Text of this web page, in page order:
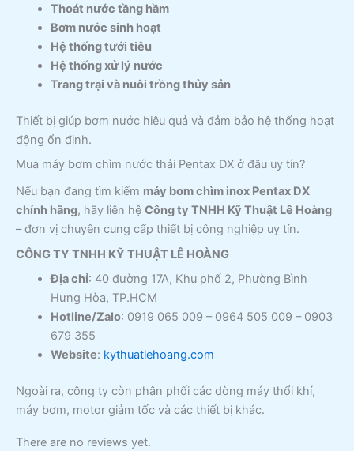
Thoát nước tầng hầm
Bơm nước sinh hoạt
Hệ thống tưới tiêu
Hệ thống xử lý nước
Trang trại và nuôi trồng thủy sản
Thiết bị giúp bơm nước hiệu quả và đảm bảo hệ thống hoạt
động ổn định.
Mua máy bơm chìm nước thải Pentax DX ở đâu uy tín?
Nếu bạn đang tìm kiếm máy bơm chìm inox Pentax DX
chính hãng, hãy liên hệ Công ty TNHH Kỹ Thuật Lê Hoàng
– đơn vị chuyên cung cấp thiết bị công nghiệp uy tín.
CÔNG TY TNHH KỸ THUẬT LÊ HOÀNG
Địa chỉ: 40 đường 17A, Khu phố 2, Phường Bình
Hưng Hòa, TP.HCM
Hotline/Zalo: 0919 065 009 – 0964 505 009 – 0903
679 355
Website: kythuatlehoang.com
Ngoài ra, công ty còn phân phối các dòng máy thổi khí,
máy bơm, motor giảm tốc và các thiết bị khác.
There are no reviews yet.